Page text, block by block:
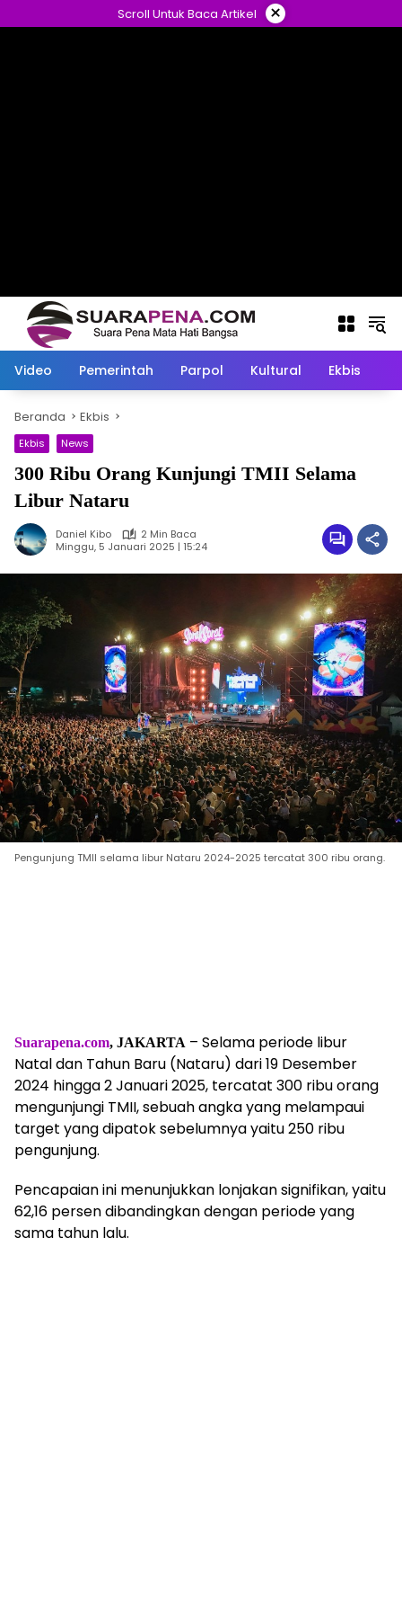
ke
Scroll Untuk Baca Artikel ×
Video Pemerintah Parpol Kultural Ekbis
Beranda Ekbis
Ekbis News
300 Ribu Orang Kunjungi TMII Selama
Libur Nataru
Daniel Kibo
2 Min Baca
Minggu, 5 Januari 2025 | 15:24
Pengunjung TMII selama libur Nataru 2024-2025 tercatat 300 ribu orang.
Suarapena.com, JAKARTA – Selama periode libur
Natal dan Tahun Baru (Nataru) dari 19 Desember
2024 hingga 2 Januari 2025, tercatat 300 ribu orang
mengunjungi TMII, sebuah angka yang melampaui
target yang dipatok sebelumnya yaitu 250 ribu
pengunjung.
Pencapaian ini menunjukkan lonjakan signifikan, yaitu
62,16 persen dibandingkan dengan periode yang
sama tahun lalu.